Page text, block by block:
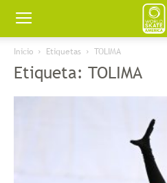
Worldskate
America
Inicio Etiquetas TOLIMA
Etiqueta: TOLIMA